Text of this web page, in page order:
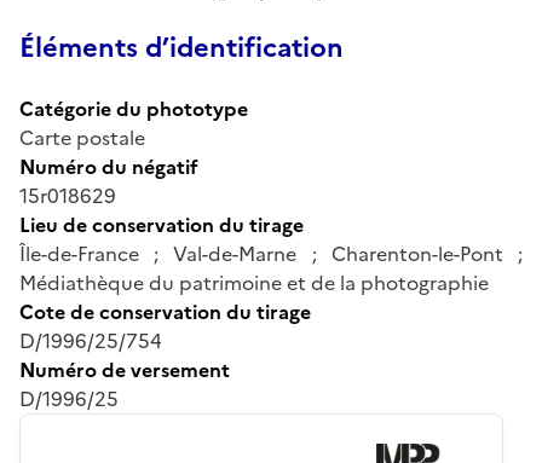
Éléments d’identification
Catégorie du phototype
Carte postale
Numéro du négatif
15r018629
Lieu de conservation du tirage
Île-de-France ; Val-de-Marne ; Charenton-le-Pont ;
Médiathèque du patrimoine et de la photographie
Cote de conservation du tirage
D/1996/25/754
Numéro de versement
D/1996/25